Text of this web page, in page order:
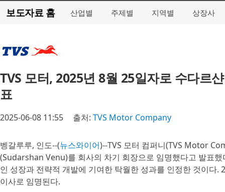
보도자료 홈 산업별 주제별 지역별 상장사
TVS 모터, 2025년 8월 25일자로 수다르
표
2025-06-08 11:55 출처: TVS Motor Company
벵갈루루, 인도--(뉴스와이어)--TVS 모터 컴퍼니(TVS Motor
(Sudarshan Venu)를 회사의 차기 회장으로 임명했다고 발표
인 성장과 전략적 개발에 기여한 탁월한 성과를 인정한 것이다
이사로 임명된다.